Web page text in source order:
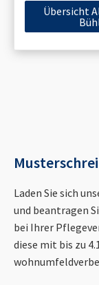
Übersicht
Laden Sie sich
und beantragen
bei Ihrer
diese mit bis zu